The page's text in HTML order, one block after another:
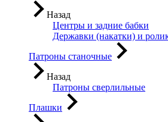
Назад
Центры и задние бабки
Державки (накатки) и
Патроны станочные
Назад
Патроны сверлильные
Плашки